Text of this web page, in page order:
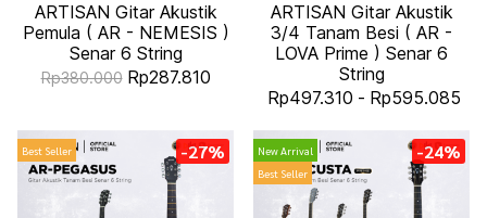
ARTISAN Gitar Akustik
Pemula ( AR - NEMESIS )
Senar 6 String
Rp380.000 Rp287.810
ARTISAN Gitar Akustik
3/4 Tanam Besi ( AR -
LOVA Prime ) Senar 6
String
Rp497.310 - Rp595.085
Best Seller -27%
New Arrival
Best Seller
-24%